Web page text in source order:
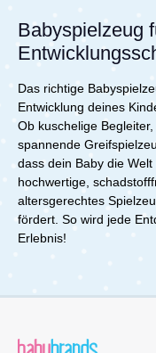
Babyspielzeug
Das richtige
Entwicklung deines
Ob kuschelige
spannende
dass dein Baby die
hochwertige,
altersgerechtes
fördert. So wird jede
Erlebnis!